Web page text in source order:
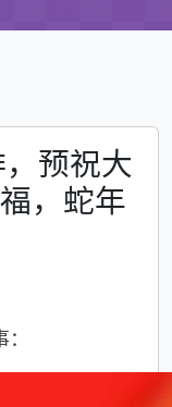
预祝大
，蛇年